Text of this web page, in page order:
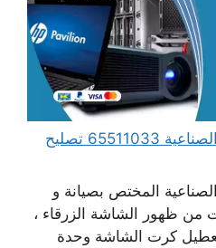
مهندس كمبيوتر العارضية الصناعية 65511033 تصليح
المختص بصيانة و
من ظهور الشاشة الزرقاء ،
كرت الشاشة وحدة